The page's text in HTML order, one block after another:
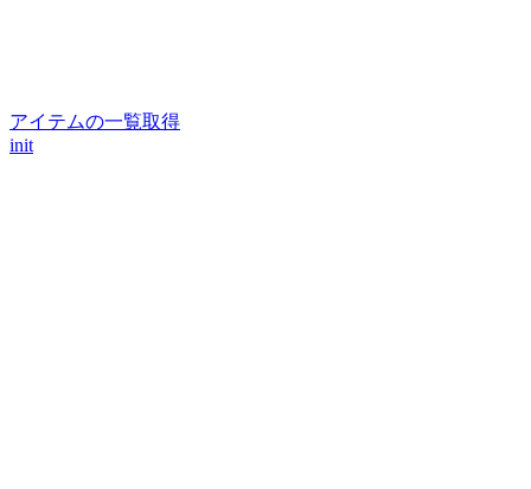
アイテムの一覧取得
init